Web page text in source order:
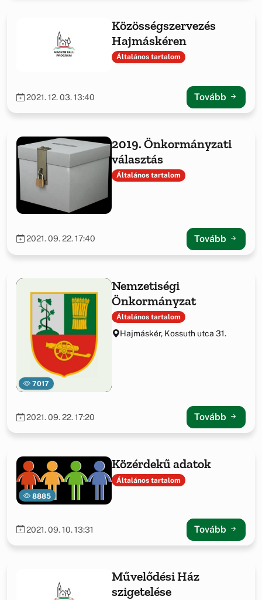
Közösségszervezés
Hajmáskéren
Általános tartalom
2021. 12. 03. 13:40 Tovább
2019. Önkormányzati
választás
Általános tartalom
2021. 09. 22. 17:40 Tovább
7017
Nemzetiségi
Önkormányzat
Általános tartalom
Hajmáskér, Kossuth utca 31.
2021. 09. 22. 17:20 Tovább
8885
Közérdekű adatok
Általános tartalom
2021. 09. 10. 13:31 Tovább
Művelődési Ház
szigetelése